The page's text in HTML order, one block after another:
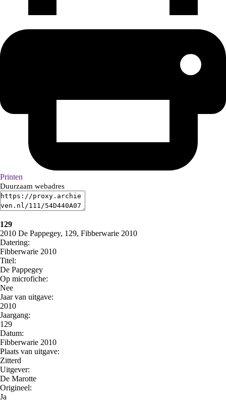
Printen
Duurzaam webadres
129
2010 De Pappegey, 129, Fibberwarie 2010
Datering:
Fibberwarie 2010
Titel:
De Pappegey
Op microfiche:
Nee
Jaar van uitgave:
2010
Jaargang:
129
Datum:
Fibberwarie 2010
Plaats van uitgave:
Zitterd
Uitgever:
De Marotte
Origineel:
Ja